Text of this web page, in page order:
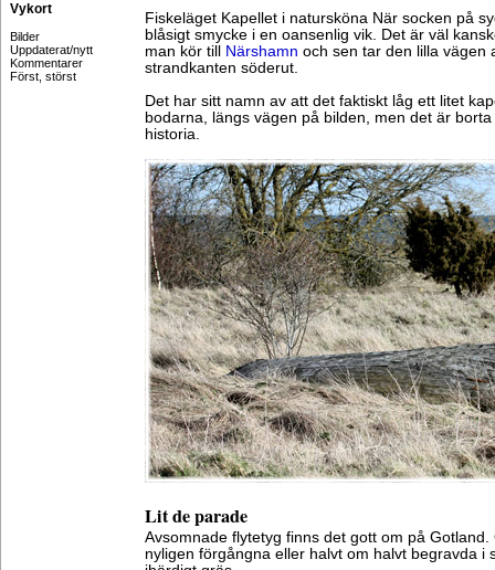
Vykort
Bilder
Uppdaterat/nytt
Kommentarer
Först, störst
Fiskeläget Kapellet i natursköna När socken på
blåsigt smycke i en oansenlig vik. Det är väl
man kör till
Närshamn och sen tar den lilla vägen
strandkanten söderut.
Det har sitt namn av att det faktiskt låg ett litet
bodarna, längs vägen på bilden, men det är
historia.
Lit de parade
Avsomnade flytetyg finns det gott om på
nyligen förgångna eller halvt om halvt begravda i